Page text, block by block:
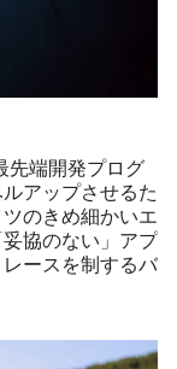
先端開発プログ
アップさせるた
のきめ細かいエ
協のない」アプ
ースを制するバ